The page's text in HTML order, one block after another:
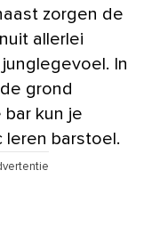
zorgen de
allerlei
In
grond
bar kun je
leren barstoel.